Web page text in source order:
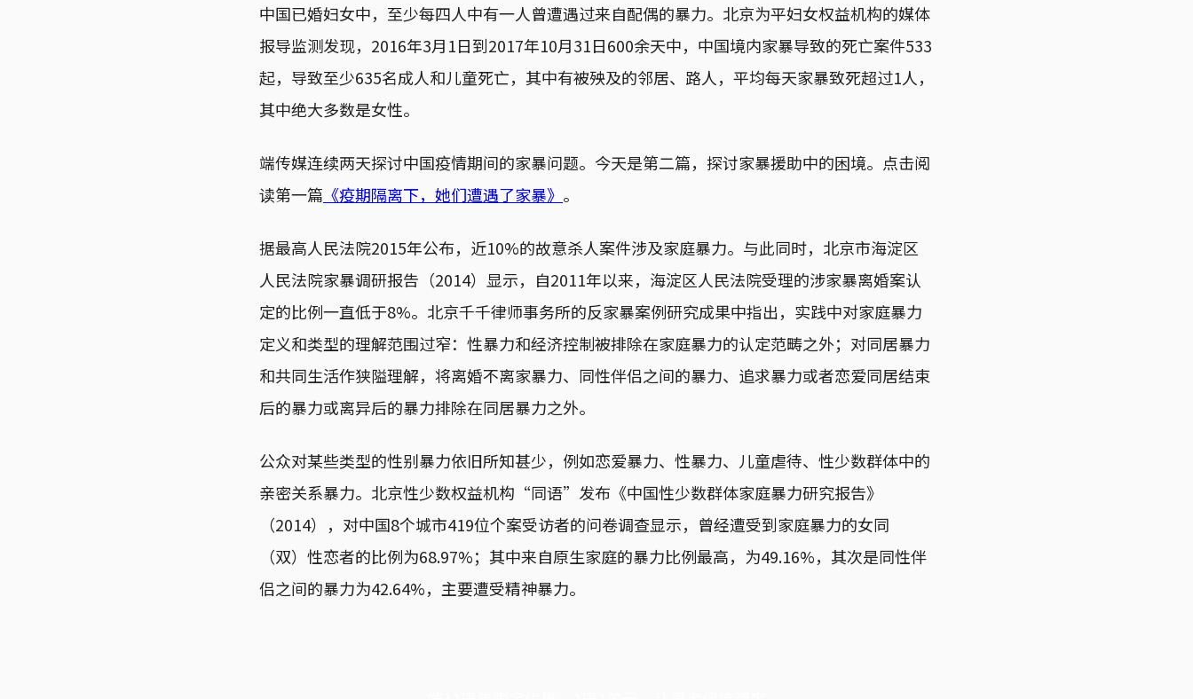
中国已婚妇女中，至少每四人中有一人曾遭遇过来自配偶的暴力。北京为平妇女权益机构的媒体
报导监测发现，2016年3月1日到2017年10月31日600余天中，中国境内家暴导致的死亡案件533
起，导致至少635名成人和儿童死亡，其中有被殃及的邻居、路人，平均每天家暴致死超过1人，
其中绝大多数是女性。
端传媒连续两天探讨中国疫情期间的家暴问题。今天是第二篇，探讨家暴援助中的困境。点击阅
读第一篇 《疫期隔离下，她们遭遇了家暴》 。
据最高人民法院2015年公布，近10%的故意杀人案件涉及家庭暴力。与此同时，北京市海淀区
人民法院家暴调研报告（2014）显示，自2011年以来，海淀区人民法院受理的涉家暴离婚案认
定的比例一直低于8%。北京千千律师事务所的反家暴案例研究成果中指出，实践中对家庭暴力
定义和类型的理解范围过窄：性暴力和经济控制被排除在家庭暴力的认定范畴之外；对同居暴力
和共同生活作狭隘理解，将离婚不离家暴力、同性伴侣之间的暴力、追求暴力或者恋爱同居结束
后的暴力或离异后的暴力排除在同居暴力之外。
公众对某些类型的性别暴力依旧所知甚少，例如恋爱暴力、性暴力、儿童虐待、性少数群体中的
亲密关系暴力。北京性少数权益机构“同语”发布《中国性少数群体家庭暴力研究报告》
（2014），对中国8个城市419位个案受访者的问卷调查显示，曾经遭受到家庭暴力的女同
（双）性恋者的比例为68.97%；其中来自原生家庭的暴力比例最高，为49.16%，其次是同性伴
侣之间的暴力为42.64%，主要遭受精神暴力。